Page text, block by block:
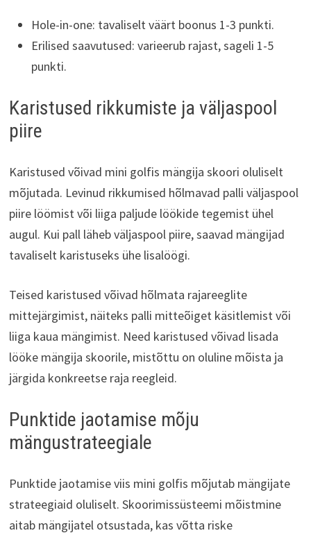
Hole-in-one: tavaliselt väärt boonus 1-3 punkti.
Erilised saavutused: varieerub rajast, sageli 1-5
punkti.
Karistused rikkumiste ja väljaspool
piire
Karistused võivad mini golfis mängija skoori oluliselt
mõjutada. Levinud rikkumised hõlmavad palli väljaspool
piire löömist või liiga paljude löökide tegemist ühel
augul. Kui pall läheb väljaspool piire, saavad mängijad
tavaliselt karistuseks ühe lisalöögi.
Teised karistused võivad hõlmata rajareeglite
mittejärgimist, näiteks palli mitteõiget käsitlemist või
liiga kaua mängimist. Need karistused võivad lisada
lööke mängija skoorile, mistõttu on oluline mõista ja
järgida konkreetse raja reegleid.
Punktide jaotamise mõju
mängustrateegiale
Punktide jaotamise viis mini golfis mõjutab mängijate
strateegiaid oluliselt. Skoorimissüsteemi mõistmine
aitab mängijatel otsustada, kas võtta riske